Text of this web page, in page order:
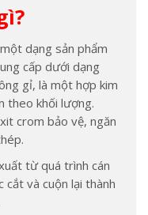
dạng sản phẩm
cấp dưới dạng
gỉ, là một hợp kim
theo khối lượng.
crom bảo vệ, ngăn
từ quá trình cán
cắt và cuộn lại thành